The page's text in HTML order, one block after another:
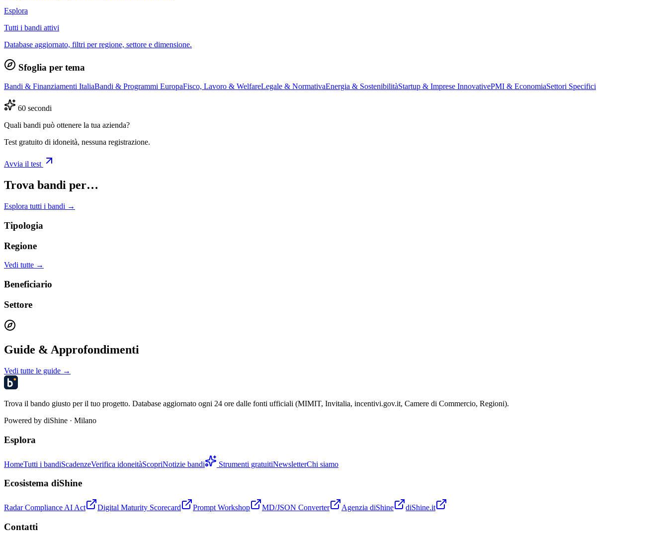
Esplora
Tutti i bandi attivi
Database aggiornato, filtri per regione, settore e dimensione.
Sfoglia per tema
Bandi & Finanziamenti ItaliaBandi & Programmi EuropaFisco, Lavoro & WelfareLegale & NormativaEnergia & SostenibilitàStartup & Imprese InnovativePMI & EconomiaSettori Specifici
60 secondi
Quali bandi può ottenere la tua azienda?
Test gratuito di idoneità, nessuna registrazione.
Avvia il test
Trova bandi per…
Esplora tutti i bandi →
Tipologia
Regione
Vedi tutte →
Beneficiario
Settore
Guide & Approfondimenti
Vedi tutte le guide →
Trova il bando giusto per il tuo progetto. Database aggiornato ogni 24 ore dalle fonti ufficiali (MIMIT, Invitalia, incentivi.gov.it, Camere di Commercio, Regioni).
Powered by diShine · Milano
Esplora
HomeTutti i bandiScadenzeVerifica idoneitàScopriNotizie bandi Strumenti gratuitiNewsletterChi siamo
Ecosistema diShine
Radar Compliance AI Act Digital Maturity Scorecard Prompt Workshop MD/JSON Converter Agenzia diShine diShine.it
Contatti